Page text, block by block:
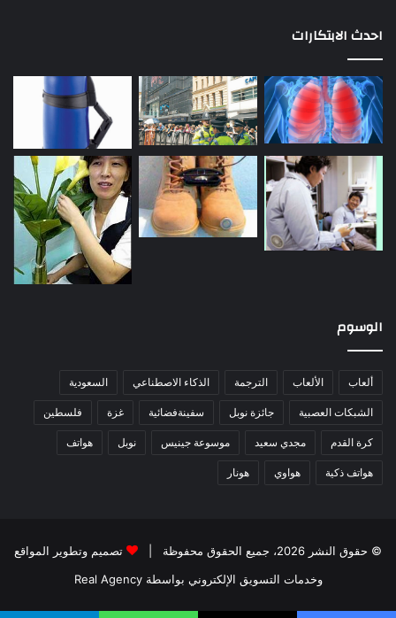
احدث الابتكارات
الوسوم
ألعاب الألعاب الترجمة الذكاء الاصطناعي السعودية
الشبكات العصبية جائزة نوبل سفينةفضائية غزة فلسطين
كرة القدم مجدي سعيد موسوعة جينيس نوبل هواتف
هواتف ذكية هواوي هونار
© حقوق النشر 2026، جميع الحقوق محفوظة |
تصميم وتطوير المواقع
وخدمات التسويق الإلكتروني بواسطة Real Agency